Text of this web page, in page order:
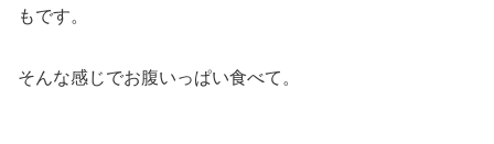
もです。
そんな感じでお腹いっぱい食べて。